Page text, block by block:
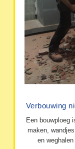
Verbouwing
Een bouwploeg
maken,
en